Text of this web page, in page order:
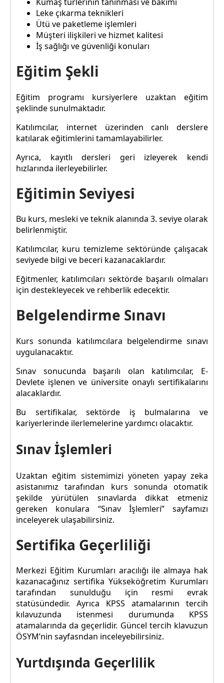
Leke çıkarma teknikleri
Ütü ve paketleme işlemleri
Müşteri ilişkileri ve hizmet kalitesi
İş sağlığı ve güvenliği konuları
Eğitim Şekli
Eğitim programı kursiyerlere uzaktan eğitim
şeklinde sunulmaktadır.
Katılımcılar, internet üzerinden canlı derslere
katılarak eğitimlerini tamamlayabilirler.
Ayrıca, kayıtlı dersleri geri izleyerek kendi
hızlarında ilerleyebilirler.
Eğitimin Seviyesi
Bu kurs, mesleki ve teknik alanında 3. seviye olarak
belirlenmiştir.
Katılımcılar, kuru temizleme sektöründe çalışacak
seviyede bilgi ve beceri kazanacaklardır.
Eğitmenler, katılımcıları sektörde başarılı olmaları
için destekleyecek ve rehberlik edecektir.
Belgelendirme Sınavı
Kurs sonunda katılımcılara belgelendirme sınavı
uygulanacaktır.
Sınav sonucunda başarılı olan katılımcılar, E-
Devlete işlenen ve üniversite onaylı sertifikalarını
alacaklardır.
Bu sertifikalar, sektörde iş bulmalarına ve
kariyerlerinde ilerlemelerine yardımcı olacaktır.
Sınav İşlemleri
Uzaktan eğitim sistemimizi yöneten yapay zeka
asistanımız tarafından kurs sonunda otomatik
şekilde yürütülen sınavlarda dikkat etmeniz
gereken konulara “Sınav İşlemleri” sayfamızı
inceleyerek ulaşabilirsiniz.
Sertifika Geçerliliği
Merkezi Eğitim Kurumları aracılığı ile almaya hak
kazanacağınız sertifika Yükseköğretim Kurumları
tarafından sunulduğu için resmi evrak
statüsündedir. Ayrıca KPSS atamalarının tercih
kılavuzunda istenmesi durumunda KPSS
atamalarında da geçerlidir. Güncel tercih klavuzun
ÖSYM’nin sayfasndan inceleyebilirsiniz.
Yurtdışında Geçerlilik